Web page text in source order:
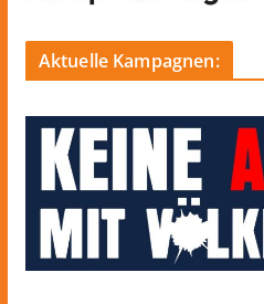
Aktuelle Kampagnen: